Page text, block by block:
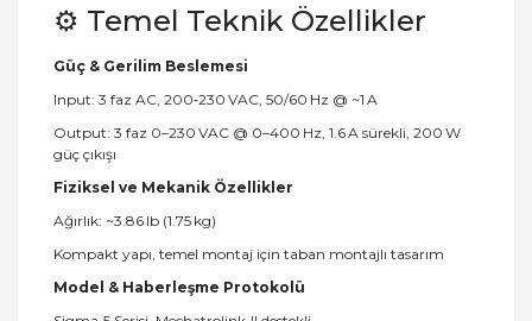
⚙️ Temel Teknik Özellikler
Güç & Gerilim Beslemesi
Input: 3 faz AC, 200‑230 VAC, 50/60 Hz @ ~1 A
Output: 3 faz 0–230 VAC @ 0–400 Hz, 1.6 A sürekli, 200 W
güç çıkışı
Fiziksel ve Mekanik Özellikler
Ağırlık: ~3.86 lb (1.75 kg)
Kompakt yapı, temel montaj için taban montajlı tasarım
Model & Haberleşme Protokolü